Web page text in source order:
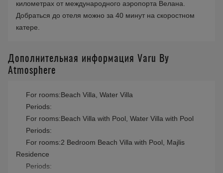
километрах от международного аэропорта Велана.
Добраться до отеля можно за 40 минут на скоростном
катере.
Дополнительная информация Varu By
Atmosphere
For rooms:Beach Villa, Water Villa
Periods:
For rooms:Beach Villa with Pool, Water Villa with Pool
Periods:
For rooms:2 Bedroom Beach Villa with Pool, Majlis
Residence
Periods: